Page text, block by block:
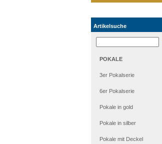
Artikelsuche
POKALE
3er Pokalserie
6er Pokalserie
Pokale in gold
Pokale in silber
Pokale mit Deckel